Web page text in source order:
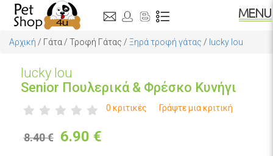
Αρχική / Γάτα / Τροφή Γάτας / Ξηρά τροφή γάτας / lucky lou
lucky lou
Senior Πουλερικά & Φρέσκο Κυνήγι
0 κριτικές Γράψτε μια κριτική
8.40 € 6.90 €